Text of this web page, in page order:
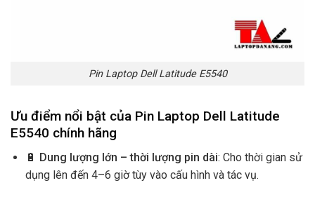
Pin Laptop Dell Latitude E5540
Ưu điểm nổi bật của Pin Laptop Dell Latitude
E5540 chính hãng
🔋 Dung lượng lớn – thời lượng pin dài: Cho thời gian sử
dụng lên đến 4–6 giờ tùy vào cấu hình và tác vụ.